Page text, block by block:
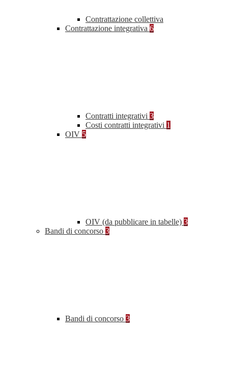
Contrattazione collettiva
Contrattazione integrativa 6
Contratti integrativi 3
Costi contratti integrativi 1
OIV 5
OIV (da pubblicare in tabelle) 3
Bandi di concorso 3
Bandi di concorso 3